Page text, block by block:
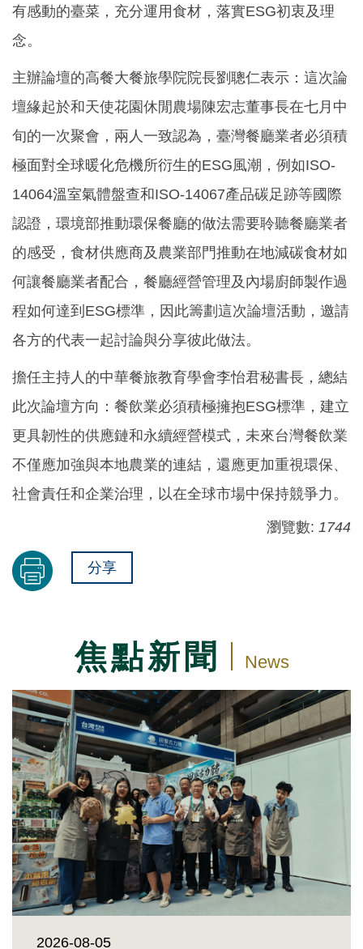
有感動的臺菜，充分運用食材，落實ESG初衷及理
念。
主辦論壇的高餐大餐旅學院院長劉聰仁表示：這次論
壇緣起於和天使花園休閒農場陳宏志董事長在七月中
旬的一次聚會，兩人一致認為，臺灣餐廳業者必須積
極面對全球暖化危機所衍生的ESG風潮，例如ISO-
14064溫室氣體盤查和ISO-14067產品碳足跡等國際
認證，環境部推動環保餐廳的做法需要聆聽餐廳業者
的感受，食材供應商及農業部門推動在地減碳食材如
何讓餐廳業者配合，餐廳經營管理及內場廚師製作過
程如何達到ESG標準，因此籌劃這次論壇活動，邀請
各方的代表一起討論與分享彼此做法。
擔任主持人的中華餐旅教育學會李怡君秘書長，總結
此次論壇方向：餐飲業必須積極擁抱ESG標準，建立
更具韌性的供應鏈和永續經營模式，未來台灣餐飲業
不僅應加強與本地農業的連結，還應更加重視環保、
社會責任和企業治理，以在全球市場中保持競爭力。
瀏覽數: 1744
分享
焦點新聞 News
2026-08-05